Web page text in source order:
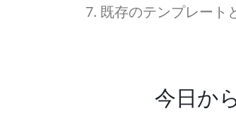
既存のテンプレート
今日か